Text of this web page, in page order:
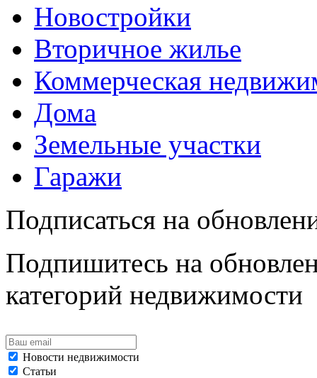
Новостройки
Вторичное жилье
Коммерческая
Дома
Земельные участки
Гаражи
Подписаться на
Подпишитесь на
категорий недвижимости
Новости недвижимости
Статьи